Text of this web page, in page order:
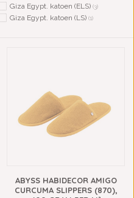
Giza Egypt. katoen (ELS) (3)
Giza Egypt. katoen (LS) (1)
ABYSS HABIDECOR AMIGO
CURCUMA SLIPPERS (870),